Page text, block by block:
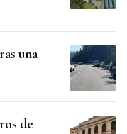
una
de